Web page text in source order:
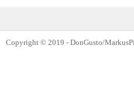
Copyright © 2019 - DonGusto/